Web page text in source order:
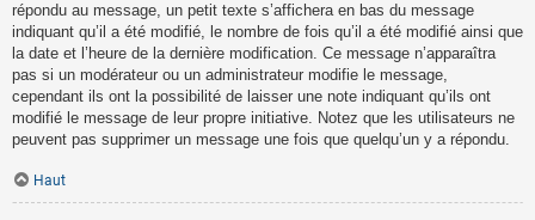
répondu au message, un petit texte s’affichera en bas du message
indiquant qu’il a été modifié, le nombre de fois qu’il a été modifié ainsi que
la date et l’heure de la dernière modification. Ce message n’apparaîtra
pas si un modérateur ou un administrateur modifie le message,
cependant ils ont la possibilité de laisser une note indiquant qu’ils ont
modifié le message de leur propre initiative. Notez que les utilisateurs ne
peuvent pas supprimer un message une fois que quelqu’un y a répondu.
Haut